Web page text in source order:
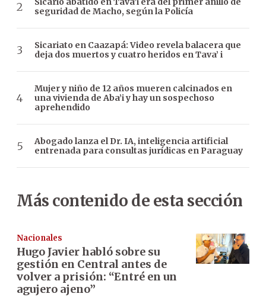
seguridad de Macho, según la Policía
Sicariato en Caazapá: Video revela balacera que
deja dos muertos y cuatro heridos en Tava’ i
Mujer y niño de 12 años mueren calcinados en
una vivienda de Aba’i y hay un sospechoso
aprehendido
Abogado lanza el Dr. IA, inteligencia artificial
entrenada para consultas jurídicas en Paraguay
Más contenido de esta sección
Nacionales
Hugo Javier habló sobre su
gestión en Central antes de
volver a prisión: “Entré en un
agujero ajeno”